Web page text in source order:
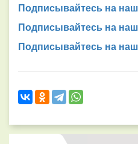
Подписывайтесь на
Подписывайтесь на
Подписывайтесь на